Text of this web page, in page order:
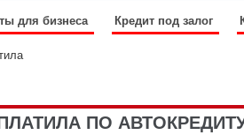
для бизнеса Кредит под залог
ПО